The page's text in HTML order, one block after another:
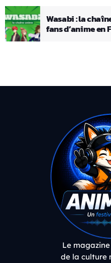
Wasabi : la
fans d’anime en
Le
de la culture